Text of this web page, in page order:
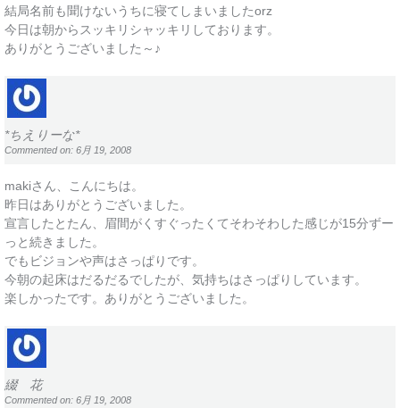
結局名前も聞けないうちに寝てしまいましたorz
今日は朝からスッキリシャッキリしております。
ありがとうございました～♪
*ちえりーな*
Commented on: 6月 19, 2008
makiさん、こんにちは。
昨日はありがとうございました。
宣言したとたん、眉間がくすぐったくてそわそわした感じが15分ずー
っと続きました。
でもビジョンや声はさっぱりです。
今朝の起床はだるだるでしたが、気持ちはさっぱりしています。
楽しかったです。ありがとうございました。
綴 花
Commented on: 6月 19, 2008